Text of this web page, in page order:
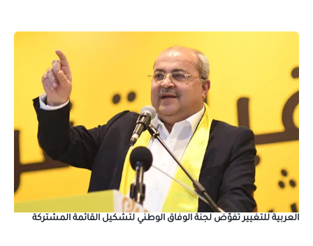
العربية للتغيير تفوّض لجنة الوفاق الوطني لتشكيل القائمة المشتركة